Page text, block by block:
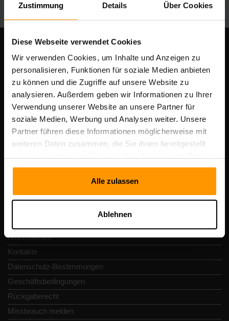
Zustimmung Details Über Cookies
Diese Webseite verwendet Cookies
Wir verwenden Cookies, um Inhalte und Anzeigen zu
personalisieren, Funktionen für soziale Medien anbieten
zu können und die Zugriffe auf unsere Website zu
analysieren. Außerdem geben wir Informationen zu Ihrer
Verwendung unserer Website an unsere Partner für
soziale Medien, Werbung und Analysen weiter. Unsere
Partner führen diese Informationen möglicherweise mit
weiteren Daten zusammen, die Sie ihnen bereitgestellt
gesammelt haben.
Alle zulassen
Ablehnen
Unser Unternehmen
Scalable Hosting Solutions OÜ
Registrierungscode: 14652605
Umsatzsteuer-Identifikationsnummer: EE102133820
Adresse: Harju maakond, Tallinn, Kesklinna linnaosa,
Vesivärava tn 50-201, 10152
Rezensionen
Kontakte
Datenschutz-Bestimmungen
Geschäftsbedingungen
Rückgaberecht
Missbrauch melden